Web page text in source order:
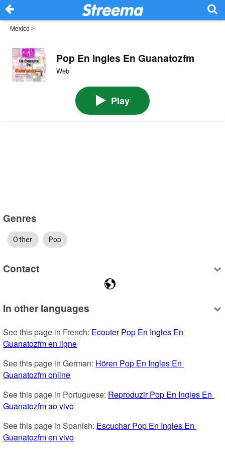
Mexico >
Pop En Ingles En Guanatozfm
Web
Play
Genres
Other Pop
Contact
In other languages
See this page in French: Ecouter Pop En Ingles En
Guanatozfm en ligne
See this page in German: Hören Pop En Ingles En
Guanatozfm online
See this page in Portuguese: Reproduzir Pop En Ingles En
Guanatozfm ao vivo
See this page in Spanish: Escuchar Pop En Ingles En
Guanatozfm en vivo